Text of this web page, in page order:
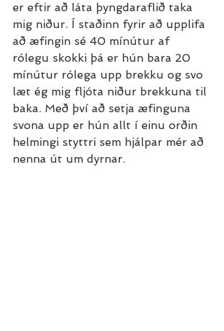
er eftir að láta þyngdaraflið taka
mig niður. Í staðinn fyrir að upplifa
að æfingin sé 40 mínútur af
rólegu skokki þá er hún bara 20
mínútur rólega upp brekku og svo
læt ég mig fljóta niður brekkuna til
baka. Með því að setja æfinguna
svona upp er hún allt í einu orðin
helmingi styttri sem hjálpar mér að
nenna út um dyrnar.